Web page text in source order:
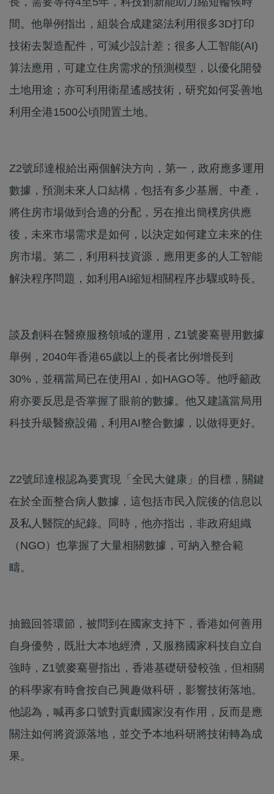
間。他舉例指出，組裝合成建築法利用很多3D打印
技術去製造配件，可減少設計差；很多人工智能(AI)
算法應用，可建立住房需求的預測模型，以優化開發
土地用途；亦可利用衛星遙感技術，研究如何妥善地
利用全港1500公頃閒置土地。
Z2號邱達根給出兩個解決方向，第一，政府應多運用
數據，預測未來人口結構，包括有多少基層、中產，
將住房市場做到合適的分配，另在推出簡樸房供應
後，未來市場需求是如何，以決定如何建立未來的住
房市場。第二，利用科技資源，應用更多的人工智能
解決程序問題，如利用AI縮短相關程序步驟或時長。
談及創科在醫療服務領域的運用，Z1號麥騫譽用數據
舉例，2040年香港65歲以上的長者比例增長到
30%，並稱當局已在使用AI，如HAGO等。他呼籲政
府亦要反思是否掌握了眼前的數據。他又建議當局用
科技升級醫療設備，利用AI整合數據，以做得更好。
Z2號邱達根認為要實現「全民大健康」的目標，關鍵
在於全面整合病人數據，這包括市民入院後的信息以
及私人醫院的紀錄。同時，他亦指出，非政府組織
（NGO）也掌握了大量相關數據，可納入整合範
疇。
抽籤回答環節，被問到在國家支持下，香港如何善用
自身優勢，既壯大本地經濟，又服務國家科技自立自
強時，Z1號麥騫譽指出，香港基礎研發較強，但相關
的科學家有時會按自己興趣做科研，影響技術落地。
他認為，喊再多口號對貢獻國家沒有作用，反而是應
關注如何將資源落地，並交予本地科研將技術轉為成
果。